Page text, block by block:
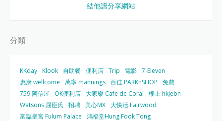
結他譜分享網站
分類
KKday Klook 自助餐 便利店 Trip 電影 7-Eleven
惠康 wellcome
萬寧 mannings 百佳 PARKnSHOP
免費
759 阿信屋
OK便利店 大家樂 Cafe de Coral
樓上 hkjebn
Watsons 屈臣氏
招聘 美心MX 大快活 Fairwood
富臨皇宮 Fulum Palace
鴻福堂Hung Fook Tong